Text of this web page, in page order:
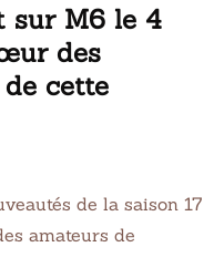
sur M6 le 4
des
cette
de la saison 17
amateurs de